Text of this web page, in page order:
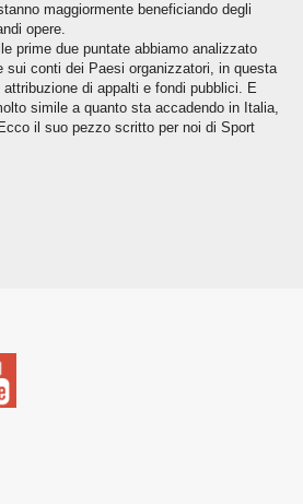
maggiormente beneficiando degli
opere.
prime due puntate abbiamo analizzato
sui conti dei Paesi organizzatori, in questa
di appalti e fondi pubblici. E
simile a quanto sta accadendo in Italia,
il suo pezzo scritto per noi di Sport